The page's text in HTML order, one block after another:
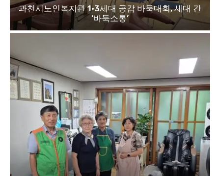
과천시노인복지관 1·3세대 공감 바둑대회, 세대 간
‘바둑소통’